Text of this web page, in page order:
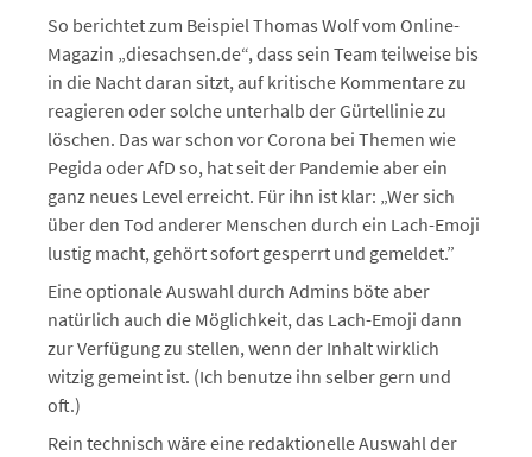
So berichtet zum Beispiel Thomas Wolf vom Online-
Magazin „diesachsen.de“, dass sein Team teilweise bis
in die Nacht daran sitzt, auf kritische Kommentare zu
reagieren oder solche unterhalb der Gürtellinie zu
löschen. Das war schon vor Corona bei Themen wie
Pegida oder AfD so, hat seit der Pandemie aber ein
ganz neues Level erreicht. Für ihn ist klar: „Wer sich
über den Tod anderer Menschen durch ein Lach-Emoji
lustig macht, gehört sofort gesperrt und gemeldet.”
Eine optionale Auswahl durch Admins böte aber
natürlich auch die Möglichkeit, das Lach-Emoji dann
zur Verfügung zu stellen, wenn der Inhalt wirklich
witzig gemeint ist. (Ich benutze ihn selber gern und
oft.)
Rein technisch wäre eine redaktionelle Auswahl der